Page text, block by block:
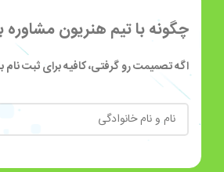
چگونه با تیم هنریون مشاوره
اگه تصمیمت رو گرفتی، کافیه برای ثبت نام با شماره 09923083794 تماس بگیری. اگه هم مشورت رایگان قبل از ثبت نام میخوای، اسم و شمارت رو توی فرم پایین